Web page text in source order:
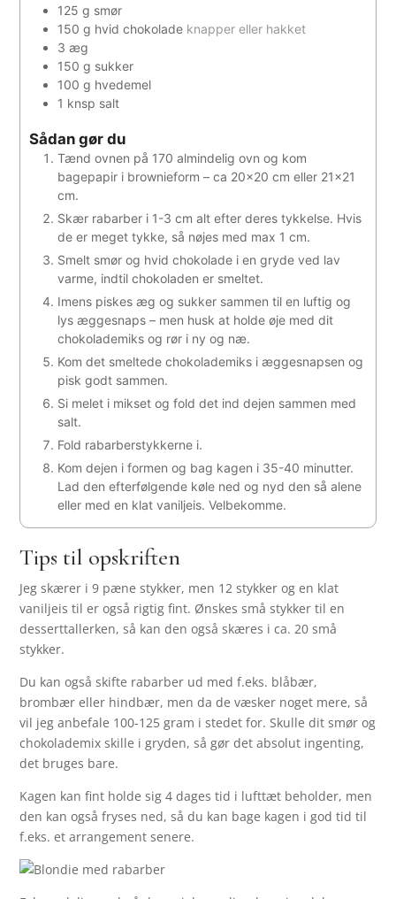
125 g smør
150 g hvid chokolade knapper eller hakket
3 æg
150 g sukker
100 g hvedemel
1 knsp salt
Sådan gør du
Tænd ovnen på 170 almindelig ovn og kom
bagepapir i brownieform – ca 20×20 cm eller 21×21
cm.
Skær rabarber i 1-3 cm alt efter deres tykkelse. Hvis
de er meget tykke, så nøjes med max 1 cm.
Smelt smør og hvid chokolade i en gryde ved lav
varme, indtil chokoladen er smeltet.
Imens piskes æg og sukker sammen til en luftig og
lys æggesnaps – men husk at holde øje med dit
chokolademiks og rør i ny og næ.
Kom det smeltede chokolademiks i æggesnapsen og
pisk godt sammen.
Si melet i mikset og fold det ind dejen sammen med
salt.
Fold rabarberstykkerne i.
Kom dejen i formen og bag kagen i 35-40 minutter.
Lad den efterfølgende køle ned og nyd den så alene
eller med en klat vaniljeis. Velbekomme.
Tips til opskriften
Jeg skærer i 9 pæne stykker, men 12 stykker og en klat
vaniljeis til er også rigtig fint. Ønskes små stykker til en
desserttallerken, så kan den også skæres i ca. 20 små
stykker.
Du kan også skifte rabarber ud med f.eks. blåbær,
brombær eller hindbær, men da de væsker noget mere, så
vil jeg anbefale 100-125 gram i stedet for. Skulle dit smør og
chokolademix skille i gryden, så gør det absolut ingenting,
det bruges bare.
Kagen kan fint holde sig 4 dages tid i lufttæt beholder, men
den kan også fryses ned, så du kan bage kagen i god tid til
f.eks. et arrangement senere.